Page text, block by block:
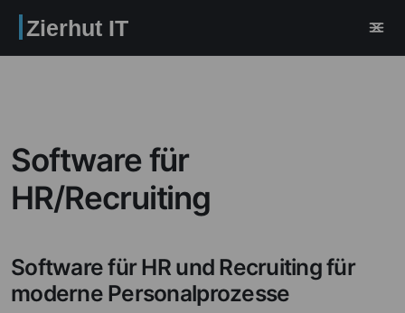
Zierhut IT
Software für
HR/Recruiting
Software für HR und Recruiting für
moderne Personalprozesse